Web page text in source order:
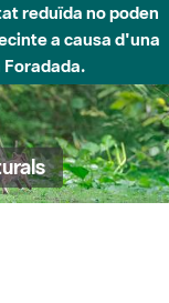
reduïda no poden
a causa d'una
Foradada.